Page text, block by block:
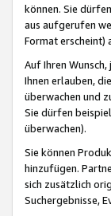
können. Sie
aus aufgerufen
Format erscheint)
Auf Ihren
Ihnen erlauben,
überwachen und
Sie dürfen
überwachen).
Sie können
hinzufügen.
sich zusätzlich
Suchergebnisse,